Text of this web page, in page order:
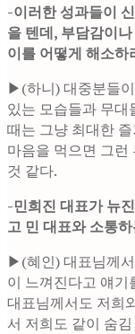
-이러한 성과들이
을 텐데, 부담감이
이를 어떻게 해소하
▶(하니) 대중분들
있는 모습들과 무대
때는 그냥 최대한
마음을 먹으면 그런
것 같다.
-민희진 대표가 뉴
고 민 대표와 소통
▶(혜인) 대표님께
이 느껴진다고 얘기
대표님께서도 저희
서 저희도 같이 숨